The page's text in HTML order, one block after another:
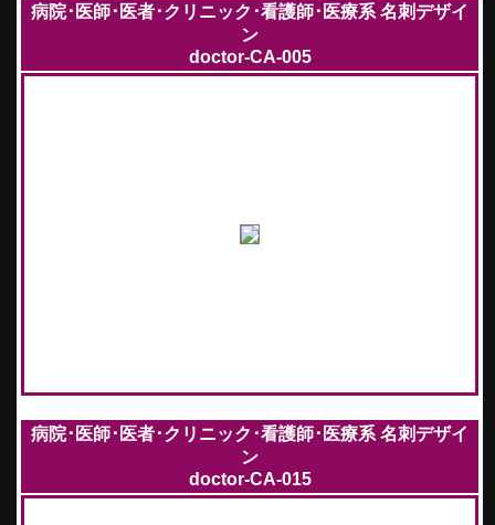
病院･医師･医者･クリニック･看護師･医療系 名刺デザイ
ン
doctor-CA-005
病院･医師･医者･クリニック･看護師･医療系 名刺デザイ
ン
doctor-CA-015